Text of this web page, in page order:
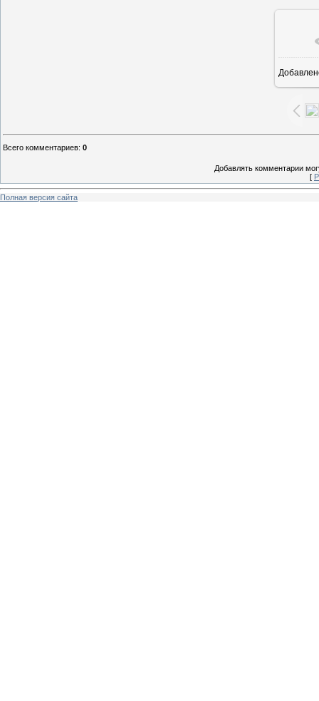
Всего комментариев: 0
Добавлять комментарии
[
Полная версия сайта